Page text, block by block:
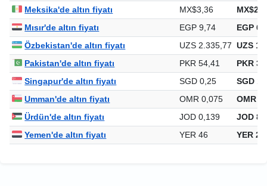
Meksika'de altın fiyatı
MX$3,36
Mısır'de altın fiyatı
EGP 9,74
EGP
Özbekistan'de altın fiyatı
UZS 2.335,77 UZS
Pakistan'de altın fiyatı
PKR 54,41
PKR
Singapur'de altın fiyatı
SGD 0,25
SGD
Umman'de altın fiyatı
OMR 0,075
OMR
Ürdün'de altın fiyatı
JOD 0,139
JOD
Yemen'de altın fiyatı
YER 46 YER